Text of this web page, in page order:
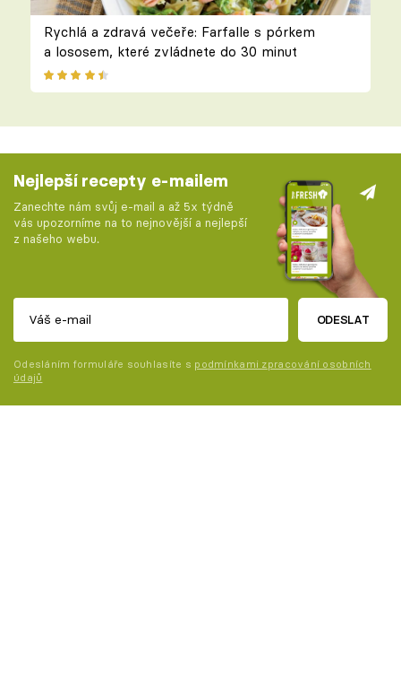
Rychlá a zdravá večeře: Farfalle s pórkem
a lososem, které zvládnete do 30 minut
Nejlepší recepty e-mailem
Zanechte nám svůj e-mail a až 5x týdně
vás upozorníme na to nejnovější a nejlepší
z našeho webu.
ODESLAT
Odesláním formuláře souhlasíte s podmínkami zpracování osobních
údajů